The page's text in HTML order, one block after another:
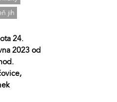
jih
24.
2023 od